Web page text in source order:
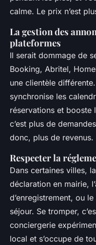
calme. Le prix n’est
La gestion des
plateformes
Il serait dommage de
Booking, Abritel,
une clientèle
synchronise les
réservations et booste
c’est plus de
donc, plus de revenus.
Respecter la
Dans certaines villes,
déclaration en mairie,
d’enregistrement, ou
séjour. Se tromper,
conciergerie
local et s’occupe de